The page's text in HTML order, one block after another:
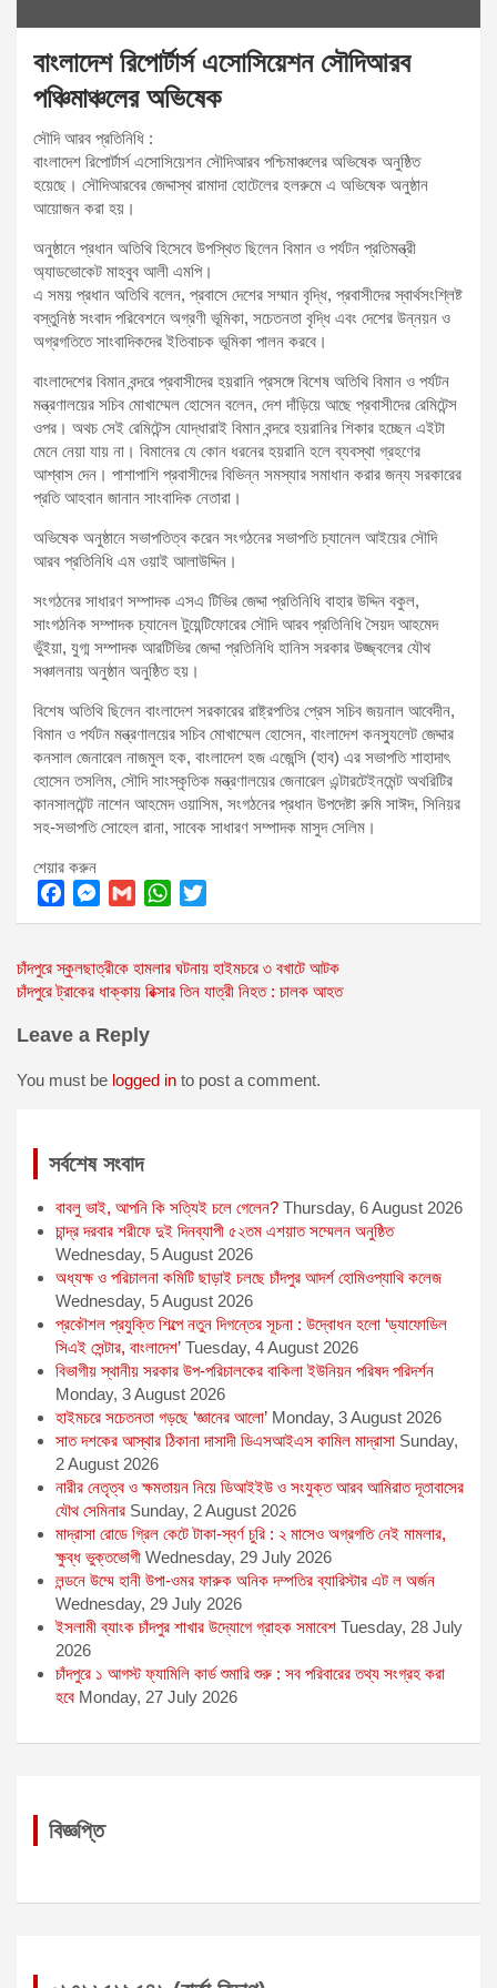
বাংলাদেশ রিপোর্টার্স এসোসিয়েশন সৌদিআরব
পঞ্চিমাঞ্চলের অভিষেক
সৌদি আরব প্রতিনিধি :
বাংলাদেশ রিপোর্টার্স এসোসিয়েশন সৌদিআরব পশ্চিমাঞ্চলের অভিষেক অনুষ্ঠিত
হয়েছে। সৌদিআরবের জেদ্দাস্থ রামাদা হোটেলের হলরুমে এ অভিষেক অনুষ্ঠান
আয়োজন করা হয়।
অনুষ্ঠানে প্রধান অতিথি হিসেবে উপস্থিত ছিলেন বিমান ও পর্যটন প্রতিমন্ত্রী
অ্যাডভোকেট মাহবুব আলী এমপি।
এ সময় প্রধান অতিথি বলেন, প্রবাসে দেশের সম্মান বৃদ্ধি, প্রবাসীদের স্বার্থসংশ্লিষ্ট
বস্তুনিষ্ঠ সংবাদ পরিবেশনে অগ্রণী ভূমিকা, সচেতনতা বৃদ্ধি এবং দেশের উন্নয়ন ও
অগ্রগতিতে সাংবাদিকদের ইতিবাচক ভূমিকা পালন করবে।
বাংলাদেশের বিমান বন্দরে প্রবাসীদের হয়রানি প্রসঙ্গে বিশেষ অতিথি বিমান ও পর্যটন
মন্ত্রণালয়ের সচিব মোখাম্মেল হোসেন বলেন, দেশ দাঁড়িয়ে আছে প্রবাসীদের রেমিটেন্স
ওপর। অথচ সেই রেমিটেন্স যোদ্ধারাই বিমান বন্দরে হয়রানির শিকার হচ্ছেন এইটা
মেনে নেয়া যায় না। বিমানের যে কোন ধরনের হয়রানি হলে ব্যবস্থা গ্রহণের
আশ্বাস দেন। পাশাপাশি প্রবাসীদের বিভিন্ন সমস্যার সমাধান করার জন্য সরকারের
প্রতি আহবান জানান সাংবাদিক নেতারা।
অভিষেক অনুষ্ঠানে সভাপতিত্ব করেন সংগঠনের সভাপতি চ্যানেল আইয়ের সৌদি
আরব প্রতিনিধি এম ওয়াই আলাউদ্দিন।
সংগঠনের সাধারণ সম্পাদক এসএ টিভির জেদ্দা প্রতিনিধি বাহার উদ্দিন বকুল,
সাংগঠনিক সম্পাদক চ্যানেল টুয়েন্টিফোরের সৌদি আরব প্রতিনিধি সৈয়দ আহমেদ
ভুঁইয়া, যুগ্ম সম্পাদক আরটিভির জেদ্দা প্রতিনিধি হানিস সরকার উজ্জ্বলের যৌথ
সঞ্চালনায় অনুষ্ঠান অনুষ্ঠিত হয়।
বিশেষ অতিথি ছিলেন বাংলাদেশ সরকারের রাষ্ট্রপতির প্রেস সচিব জয়নাল আবেদীন,
বিমান ও পর্যটন মন্ত্রণালয়ের সচিব মোখাম্মেল হোসেন, বাংলাদেশ কনস্যুলেট জেদ্দার
কনসাল জেনারেল নাজমুল হক, বাংলাদেশ হজ এজেন্সি (হাব) এর সভাপতি শাহাদাৎ
হোসেন তসলিম, সৌদি সাংস্কৃতিক মন্ত্রণালয়ের জেনারেল এন্টারটেইনমেন্ট অথরিটির
কানসালটেন্ট নাশেন আহমেদ ওয়াসিম, সংগঠনের প্রধান উপদেষ্টা রুমি সাঈদ, সিনিয়র
সহ-সভাপতি সোহেল রানা, সাবেক সাধারণ সম্পাদক মাসুদ সেলিম।
শেয়ার করুন
F
c
e
o
M
s
s
g
G
a
i
W
a
t
p
T
i
t
r
Post
navigation
চাঁদপুরে স্কুলছাত্রীকে হামলার ঘটনায় হাইমচরে ৩ বখাটে আটক
চাঁদপুরে ট্রাকের ধাক্কায় রিক্সার তিন যাত্রী নিহত : চালক আহত
Leave a Reply
You must be logged in to post a comment.
সর্বশেষ সংবাদ
বাবলু ভাই, আপনি কি সত্যিই চলে গেলেন? Thursday, 6 August 2026
চান্দ্র দরবার শরীফে দুই দিনব্যাপী ৫২তম এশয়াত সম্মেলন অনুষ্ঠিত
Wednesday, 5 August 2026
অধ্যক্ষ ও পরিচালনা কমিটি ছাড়াই চলছে চাঁদপুর আদর্শ হোমিওপ্যাথি কলেজ
Wednesday, 5 August 2026
প্রকৌশল প্রযুক্তি শিল্পে নতুন দিগন্তের সূচনা : উদ্বোধন হলো ‘ড্যাফোডিল
সিএই সেন্টার, বাংলাদেশ’ Tuesday, 4 August 2026
বিভাগীয় স্থানীয় সরকার উপ-পরিচালকের বাকিলা ইউনিয়ন পরিষদ পরিদর্শন
Monday, 3 August 2026
হাইমচরে সচেতনতা গড়ছে ‘জ্ঞানের আলো’ Monday, 3 August 2026
সাত দশকের আস্থার ঠিকানা দাসাদী ডিএসআইএস কামিল মাদ্রাসা Sunday,
2 August 2026
নারীর নেতৃত্ব ও ক্ষমতায়ন নিয়ে ডিআইইউ ও সংযুক্ত আরব আমিরাত দূতাবাসের
যৌথ সেমিনার Sunday, 2 August 2026
মাদ্রাসা রোডে গ্রিল কেটে টাকা-স্বর্ণ চুরি : ২ মাসেও অগ্রগতি নেই মামলার,
ক্ষুব্ধ ভুক্তভোগী Wednesday, 29 July 2026
লন্ডনে উম্মে হানী উপা-ওমর ফারুক অনিক দম্পতির ব্যারিস্টার এট ল অর্জন
Wednesday, 29 July 2026
ইসলামী ব্যাংক চাঁদপুর শাখার উদ্যোগে গ্রাহক সমাবেশ Tuesday, 28 July
2026
চাঁদপুরে ১ আগস্ট ফ্যামিলি কার্ড শুমারি শুরু : সব পরিবারের তথ্য সংগ্রহ করা
হবে Monday, 27 July 2026
বিজ্ঞপ্তি